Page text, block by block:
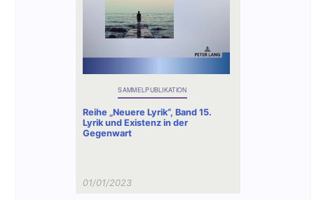
SAMMELPUBLIKATION
Reihe „Neuere Lyrik“, Band 15.
Lyrik und Existenz in der
Gegenwart
01/01/2023